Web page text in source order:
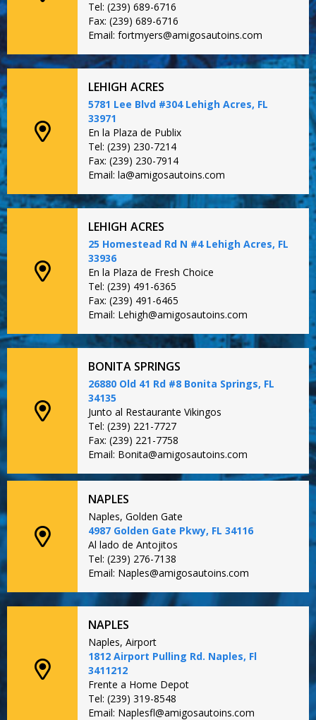
Tel: (239) 689-6716
Fax: (239) 689-6716
Email: fortmyers@amigosautoins.com
LEHIGH ACRES
5781 Lee Blvd #304 Lehigh Acres, FL
33971
En la Plaza de Publix
Tel: (239) 230-7214
Fax: (239) 230-7914
Email: la@amigosautoins.com
LEHIGH ACRES
25 Homestead Rd N #4 Lehigh Acres, FL
33936
En la Plaza de Fresh Choice
Tel: (239) 491-6365
Fax: (239) 491-6465
Email: Lehigh@amigosautoins.com
BONITA SPRINGS
26880 Old 41 Rd #8 Bonita Springs, FL
34135
Junto al Restaurante Vikingos
Tel: (239) 221-7727
Fax: (239) 221-7758
Email: Bonita@amigosautoins.com
NAPLES
Naples, Golden Gate
4987 Golden Gate Pkwy, FL 34116
Al lado de Antojitos
Tel: (239) 276-7138
Email: Naples@amigosautoins.com
NAPLES
Naples, Airport
1812 Airport Pulling Rd. Naples, Fl
3411212
Frente a Home Depot
Tel: (239) 319-8548
Email: Naplesfl@amigosautoins.com